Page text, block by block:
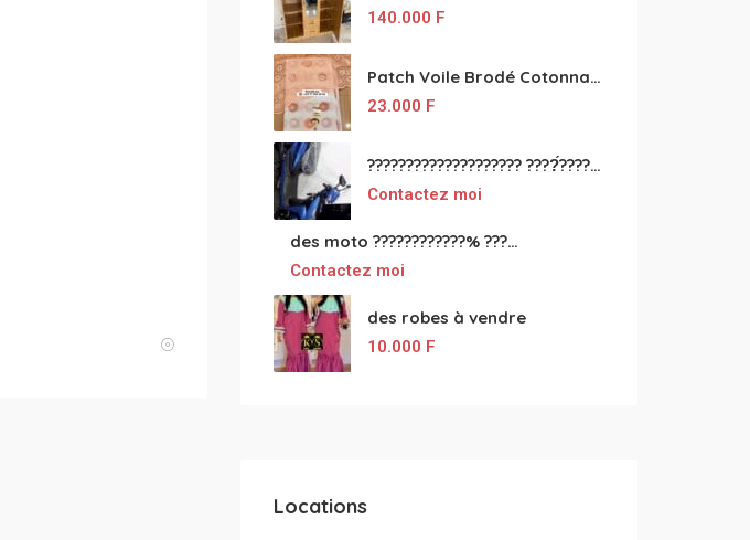
140.000 F
Patch Voile Brodé Cotonnade et Tinu Minu de l’Inde ???????? ????
23.000 F
???????????????????? ????́???????????????????????????????????????? à vendre
Contactez moi
des moto ????????????% ????́???????????????????????????????????? à vendre
Contactez moi
des robes à vendre
10.000 F
Locations